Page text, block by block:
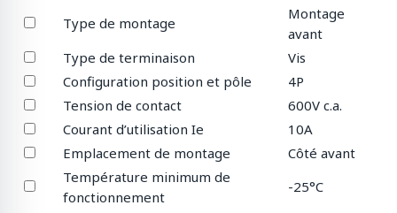
Type de montage
Montage
avant
Type de terminaison
Vis
Configuration position et pôle
4P
Tension de contact
600V c.a.
Courant d’utilisation Ie
10A
Emplacement de montage
Côté avant
Température minimum de
fonctionnement
-25°C